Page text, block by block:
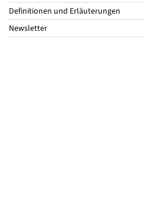
Definitionen und Erläuterungen
Newsletter